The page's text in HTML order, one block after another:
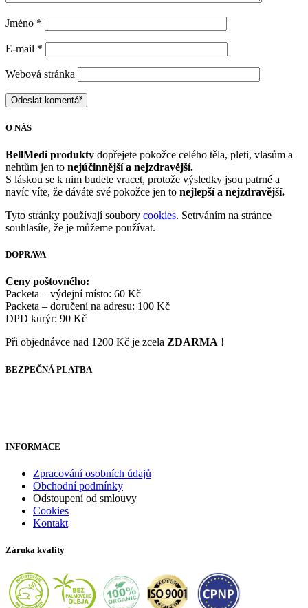
Jméno *
E-mail *
Webová stránka
O NÁS
BellMedi produkty dopřejete pokožce celého těla, pleti, vlasům a
nehtům jen to nejúčinnější a nejzdravější.
S láskou se k nim budete vracet, protože výsledky jsou patrné a
navíc víte, že dáváte své pokožce jen to nejlepší a nejzdravější.
Tyto stránky používají soubory cookies. Setrváním na stránce
souhlasíte, že je můžeme používat.
DOPRAVA
Ceny poštovného:
Packeta – výdejní místo: 60 Kč
Packeta – doručení na adresu: 100 Kč
DPD kurýr: 90 Kč
Při objednávce nad 1200 Kč je zcela ZDARMA !
BEZPEČNÁ PLATBA
INFORMACE
Zpracování osobních údajů
Obchodní podmínky
Odstoupení od smlouvy
Cookies
Kontakt
Záruka kvality